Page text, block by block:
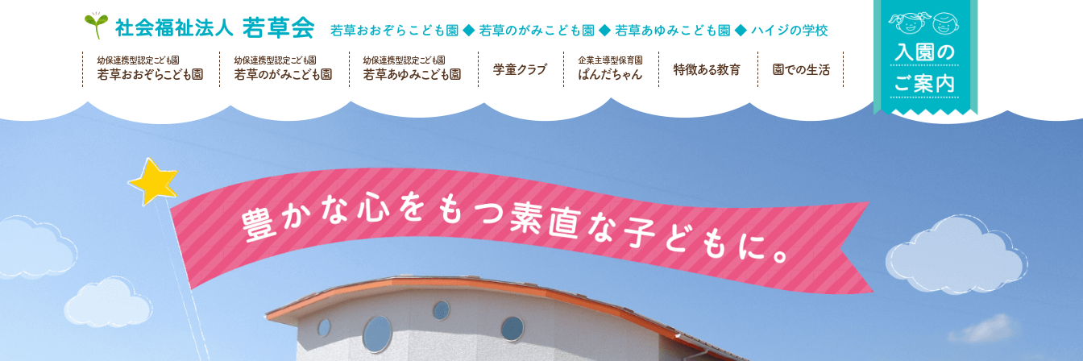
幼保連携型認定こども園
若草おおぞらこども園
幼保連携型認定こども園
若草のがみこども園
幼保連携型認定こども園
若草あゆみこども園 学童クラブ
企業主導型保育園
ぱんだちゃん 特徴ある教育 園での生活